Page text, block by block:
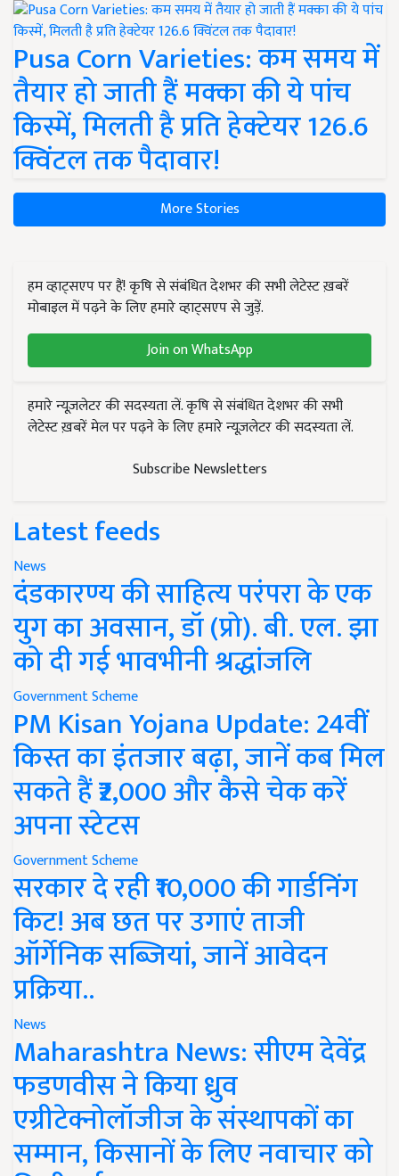
Pusa Corn Varieties: कम समय में
तैयार हो जाती हैं मक्का की ये पांच
किस्में, मिलती है प्रति हेक्टेयर 126.6
क्विंटल तक पैदावार!
More Stories
हम व्हाट्सएप पर हैं! कृषि से संबंधित देशभर की सभी लेटेस्ट ख़बरें
मोबाइल में पढ़ने के लिए हमारे व्हाट्सएप से जुड़ें.
Join on WhatsApp
हमारे न्यूज़लेटर की सदस्यता लें. कृषि से संबंधित देशभर की सभी
लेटेस्ट ख़बरें मेल पर पढ़ने के लिए हमारे न्यूज़लेटर की सदस्यता लें.
Subscribe Newsletters
Latest feeds
News
दंडकारण्य की साहित्य परंपरा के एक
युग का अवसान, डॉ (प्रो). बी. एल. झा
को दी गई भावभीनी श्रद्धांजलि
Government Scheme
PM Kisan Yojana Update: 24वीं
किस्त का इंतजार बढ़ा, जानें कब मिल
सकते हैं ₹2,000 और कैसे चेक करें
अपना स्टेटस
Government Scheme
सरकार दे रही ₹10,000 की गार्डनिंग
किट! अब छत पर उगाएं ताजी
ऑर्गेनिक सब्जियां, जानें आवेदन
प्रक्रिया..
News
Maharashtra News: सीएम देवेंद्र
फडणवीस ने किया ध्रुव
एग्रीटेक्नोलॉजीज के संस्थापकों का
सम्मान, किसानों के लिए नवाचार को